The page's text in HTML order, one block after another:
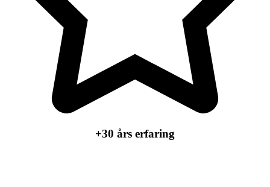
+30 års erfaring